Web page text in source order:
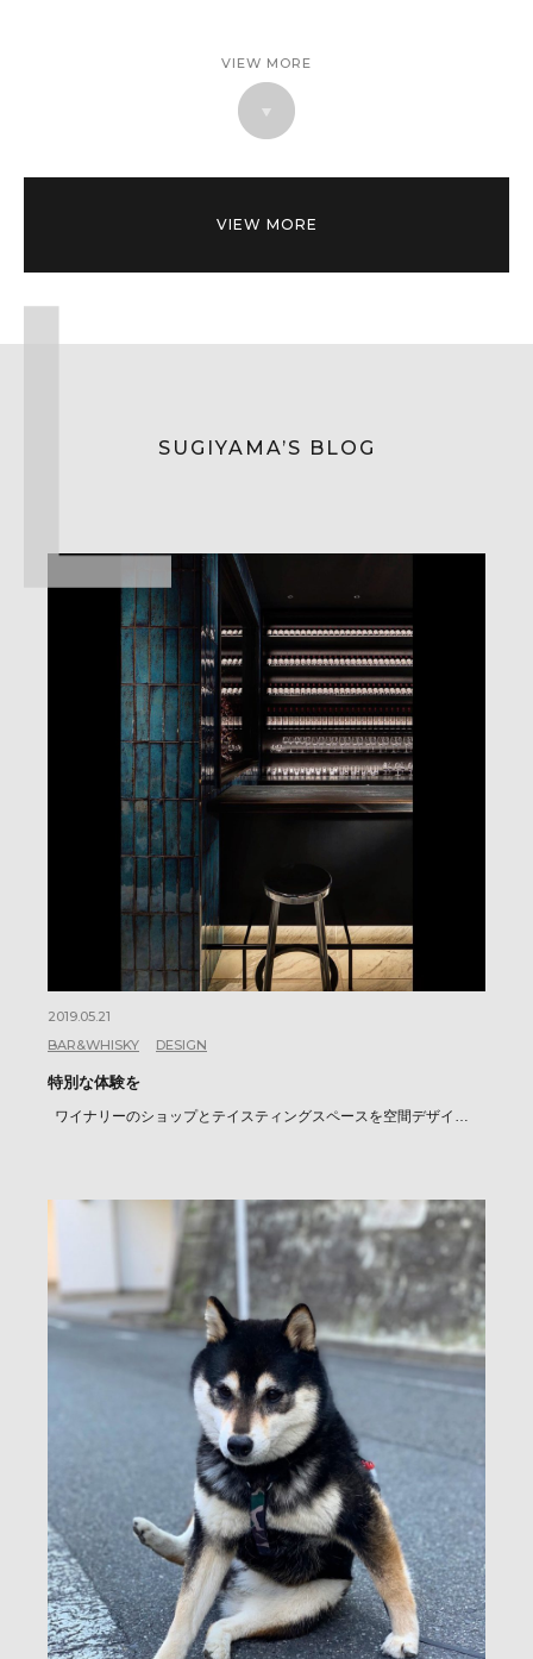
VIEW MORE
VIEW MORE
SUGIYAMA’S BLOG
2019.05.21
BAR&WHISKY
DESIGN
特別な体験を
ワイナリーのショップとテイスティングスペースを空間デザイ…